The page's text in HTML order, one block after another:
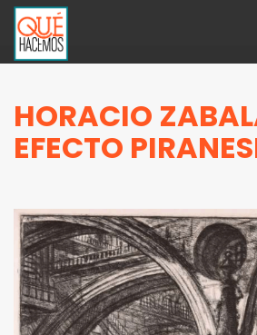
HORACIO
EFECTO